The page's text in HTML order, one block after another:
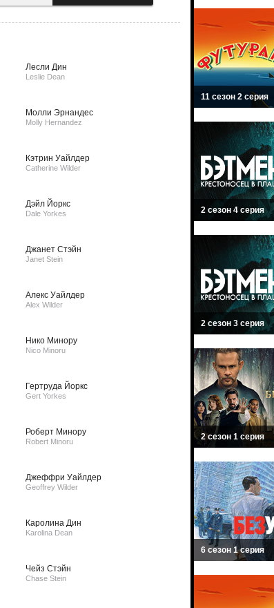
Лесли Дин
Leslie Dean
Молли Эрнандес
Molly Hernandez
Кэтрин Уайлдер
Catherine Wilder
Дэйл Йоркс
Dale Yorkes
Джанет Стэйн
Janet Stein
Алекс Уайлдер
Alex Wilder
Нико Минору
Nico Minoru
Гертруда Йоркс
Gert Yorkes
Роберт Минору
Robert Minoru
Джеффри Уайлдер
Geoffrey Wilder
Каролина Дин
Karolina Dean
Чейз Стэйн
Chase Stein
11 сезон 2 серия
2 сезон 4 серия
2 сезон 3 серия
2 сезон 1 серия
6 сезон 1 серия